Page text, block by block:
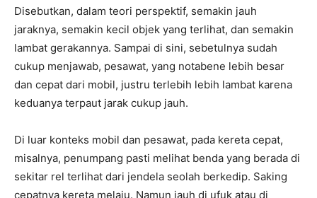
Disebutkan, dalam teori perspektif, semakin jauh
jaraknya, semakin kecil objek yang terlihat, dan semakin
lambat gerakannya. Sampai di sini, sebetulnya sudah
cukup menjawab, pesawat, yang notabene lebih besar
dan cepat dari mobil, justru terlebih lebih lambat karena
keduanya terpaut jarak cukup jauh.
Di luar konteks mobil dan pesawat, pada kereta cepat,
misalnya, penumpang pasti melihat benda yang berada di
sekitar rel terlihat dari jendela seolah berkedip. Saking
cepatnya kereta melaju. Namun jauh di ufuk atau di